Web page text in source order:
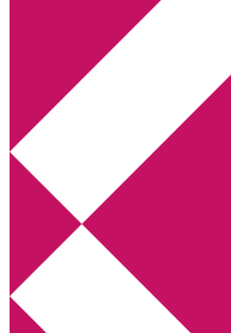
Annikas litteratur- och
Deckare, kriminalromaner,